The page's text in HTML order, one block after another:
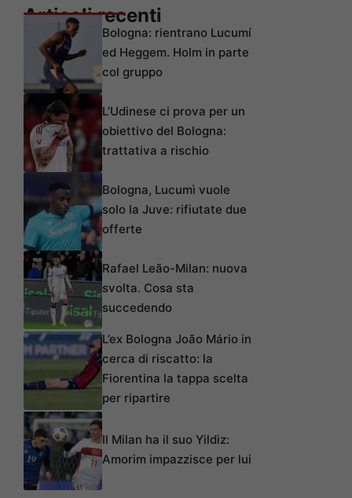
Articoli recenti
Bologna: rientrano Lucumí
ed Heggem. Holm in parte
col gruppo
L’Udinese ci prova per un
obiettivo del Bologna:
trattativa a rischio
Bologna, Lucumì vuole
solo la Juve: rifiutate due
offerte
Rafael Leão-Milan: nuova
svolta. Cosa sta
succedendo
L’ex Bologna João Mário in
cerca di riscatto: la
Fiorentina la tappa scelta
per ripartire
Il Milan ha il suo Yildiz:
Amorim impazzisce per lui